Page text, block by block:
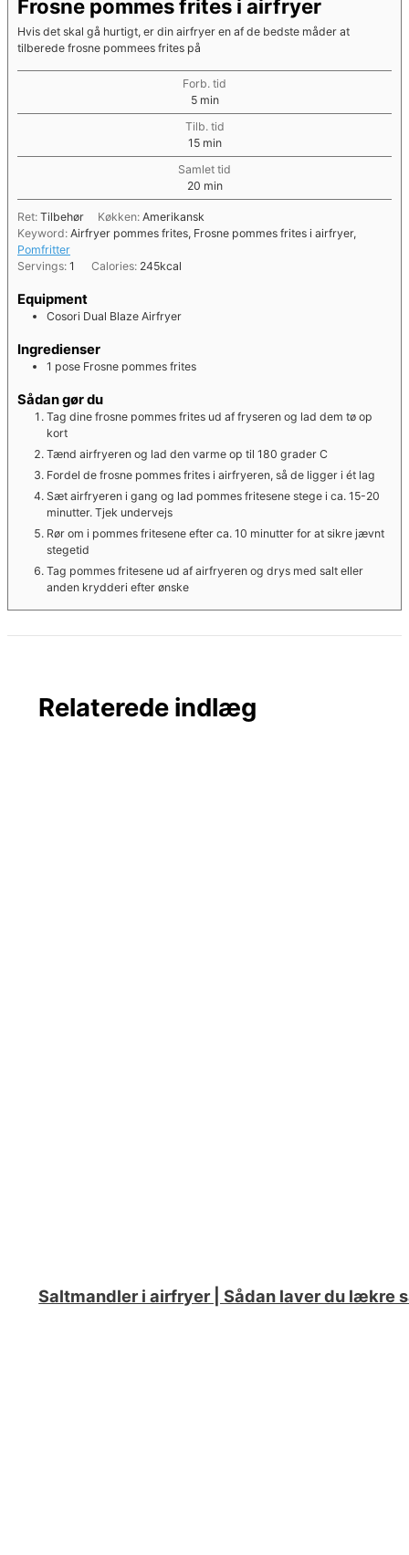
Frosne pommes frites i airfryer
Hvis det skal gå hurtigt, er din airfryer en af de bedste måder at
tilberede frosne pommees frites på
Forb. tid
5minutter
min
Tilb. tid
15minutter
min
Samlet tid
20minutter
min
Ret: Tilbehør Køkken: Amerikansk
Keyword: Airfryer pommes frites, Frosne pommes frites i airfryer,
Pomfritter
Servings: 1 Calories: 245kcal
Equipment
Cosori Dual Blaze Airfryer
Ingredienser
1 pose Frosne pommes frites
Sådan gør du
Tag dine frosne pommes frites ud af fryseren og lad dem tø op
kort
Tænd airfryeren og lad den varme op til 180 grader C
Fordel de frosne pommes frites i airfryeren, så de ligger i ét lag
Sæt airfryeren i gang og lad pommes fritesene stege i ca. 15-20
minutter. Tjek undervejs
Rør om i pommes fritesene efter ca. 10 minutter for at sikre jævnt
stegetid
Tag pommes fritesene ud af airfryeren og drys med salt eller
anden krydderi efter ønske
Relaterede indlæg
Saltmandler i airfryer | Sådan laver du lækre